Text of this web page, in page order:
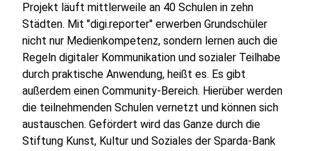
Projekt läuft mittlerweile an 40 Schulen in zehn
Städten. Mit "digi.reporter" erwerben Grundschüler
nicht nur Medienkompetenz, sondern lernen auch die
Regeln digitaler Kommunikation und sozialer Teilhabe
durch praktische Anwendung, heißt es. Es gibt
außerdem einen Community-Bereich. Hierüber werden
die teilnehmenden Schulen vernetzt und können sich
austauschen. Gefördert wird das Ganze durch die
Stiftung Kunst, Kultur und Soziales der Sparda-Bank